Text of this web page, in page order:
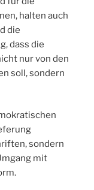
halten auch
die
dass die
nur von den
soll, sondern
sondern
mit